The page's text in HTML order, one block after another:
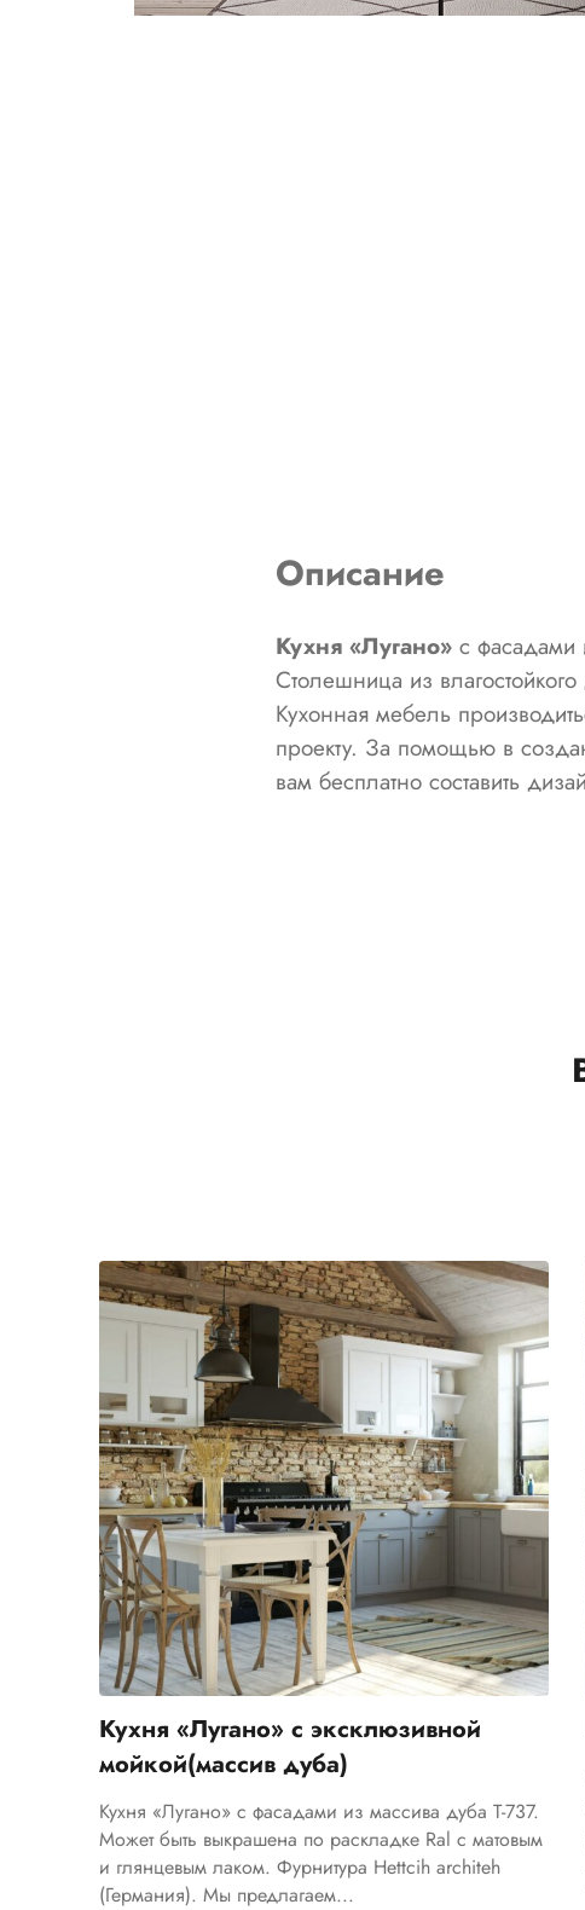
Описание
Кухня «Лугано» с фасадами
Столешница из
Кухонная мебель
проекту. За помощью в
вам бесплатно составить
Кухня «Лугано» с эксклюзивной
мойкой(массив дуба)
Кухня «Лугано» с фасадами из массива дуба Т-737.
Может быть выкрашена по раскладке Ral с матовым
и глянцевым лаком. Фурнитура Hettcih architeh
(Германия). Мы предлагаем...